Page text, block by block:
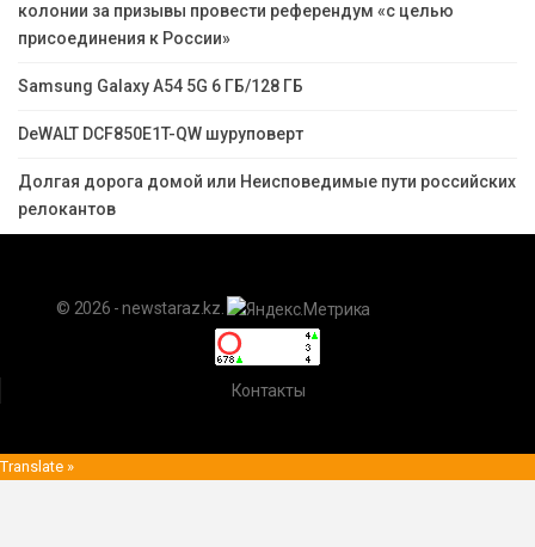
колонии за призывы провести референдум «с целью
присоединения к России»
Samsung Galaxy A54 5G 6 ГБ/128 ГБ
DeWALT DCF850E1T-QW шуруповерт
Долгая дорога домой или Неисповедимые пути российских
релокантов
© 2026 - newstaraz.kz.
Контакты
Translate »